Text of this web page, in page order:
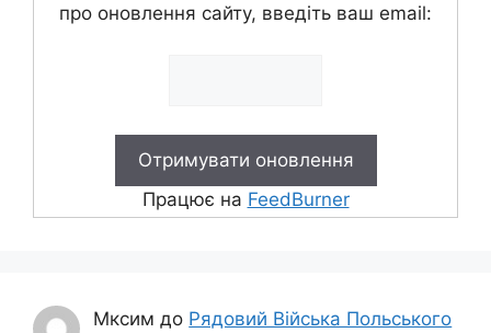
про оновлення сайту, введіть ваш email:
Працює на FeedBurner
Мксим до Рядовий Війська Польського